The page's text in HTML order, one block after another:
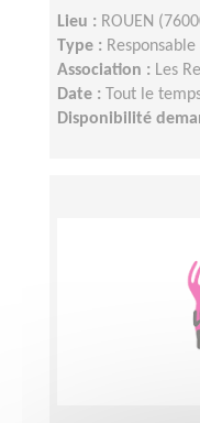
Lieu : ROUEN
Type :
Association : Les
Date :
Tout le
Disponibilité